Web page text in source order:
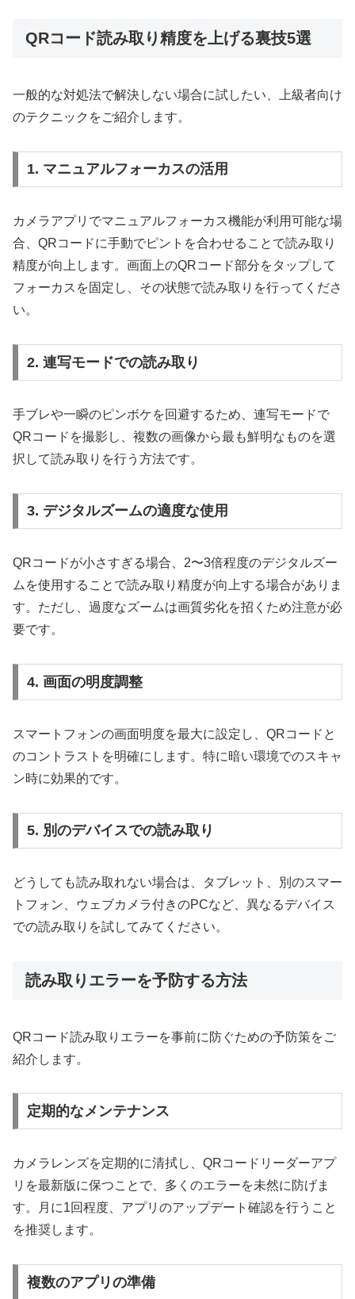
QRコード読み取り精度を上げる裏技5選
一般的な対処法で解決しない場合に試したい、上級者向け
のテクニックをご紹介します。
1. マニュアルフォーカスの活用
カメラアプリでマニュアルフォーカス機能が利用可能な場
合、QRコードに手動でピントを合わせることで読み取り
精度が向上します。画面上のQRコード部分をタップして
フォーカスを固定し、その状態で読み取りを行ってくださ
い。
2. 連写モードでの読み取り
手ブレや一瞬のピンボケを回避するため、連写モードで
QRコードを撮影し、複数の画像から最も鮮明なものを選
択して読み取りを行う方法です。
3. デジタルズームの適度な使用
QRコードが小さすぎる場合、2〜3倍程度のデジタルズー
ムを使用することで読み取り精度が向上する場合がありま
す。ただし、過度なズームは画質劣化を招くため注意が必
要です。
4. 画面の明度調整
スマートフォンの画面明度を最大に設定し、QRコードと
のコントラストを明確にします。特に暗い環境でのスキャ
ン時に効果的です。
5. 別のデバイスでの読み取り
どうしても読み取れない場合は、タブレット、別のスマー
トフォン、ウェブカメラ付きのPCなど、異なるデバイス
での読み取りを試してみてください。
読み取りエラーを予防する方法
QRコード読み取りエラーを事前に防ぐための予防策をご
紹介します。
定期的なメンテナンス
カメラレンズを定期的に清拭し、QRコードリーダーアプ
リを最新版に保つことで、多くのエラーを未然に防げま
す。月に1回程度、アプリのアップデート確認を行うこと
を推奨します。
複数のアプリの準備